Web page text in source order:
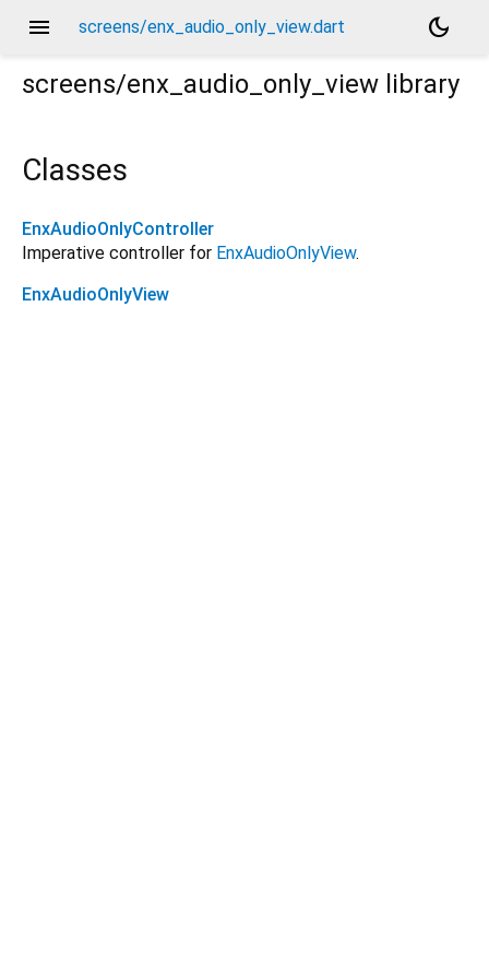
menu screens/enx_audio_only_view.dart
dark_mode
screens/enx_audio_only_view library
Classes
EnxAudioOnlyController
Imperative controller for EnxAudioOnlyView.
EnxAudioOnlyView